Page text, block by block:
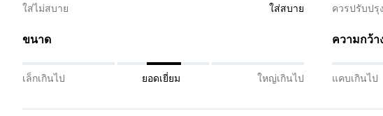
ใส่ไม่สบาย ใส่สบาย ควรปรับปรุง
ขนาด
เล็กเกินไป ยอดเยี่ยม ใหญ่เกินไป
ความกว้า
แคบเกินไป